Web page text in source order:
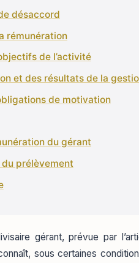
désaccord
rémunération
de l’activité
et des résultats de la
de motivation
du gérant
prélèvement
gérant, prévue par
sous certaines